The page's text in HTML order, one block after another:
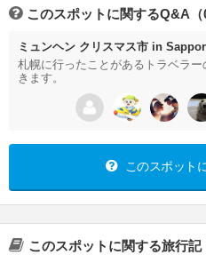
このスポットに関するQ&A（
ミュンヘン クリスマス市 in
札幌に行ったことがあるトラベラ
きます。
このスポット
このスポットに関する旅行記